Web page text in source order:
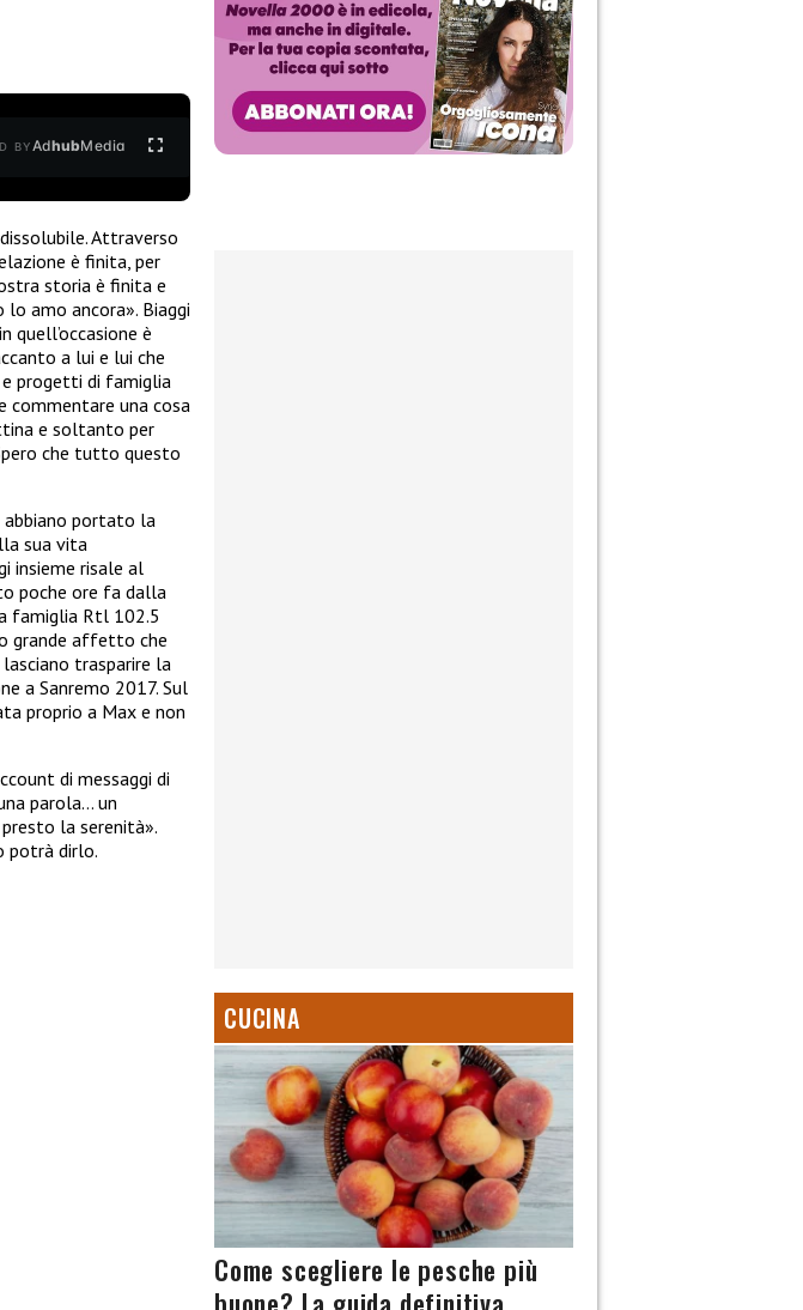
BYAdhubMedia
Attraverso
è finita, per
storia è finita e
lo amo ancora». Biaggi
quell’occasione è
a lui e lui che
e progetti di famiglia
commentare una cosa
e soltanto per
che tutto questo
abbiano portato la
sua vita
insieme risale al
poche ore fa dalla
famiglia Rtl 102.5
grande affetto che
trasparire la
a Sanremo 2017. Sul
proprio a Max e non
di messaggi di
parola… un
presto la serenità».
potrà dirlo.
CUCINA
Come scegliere le pesche più